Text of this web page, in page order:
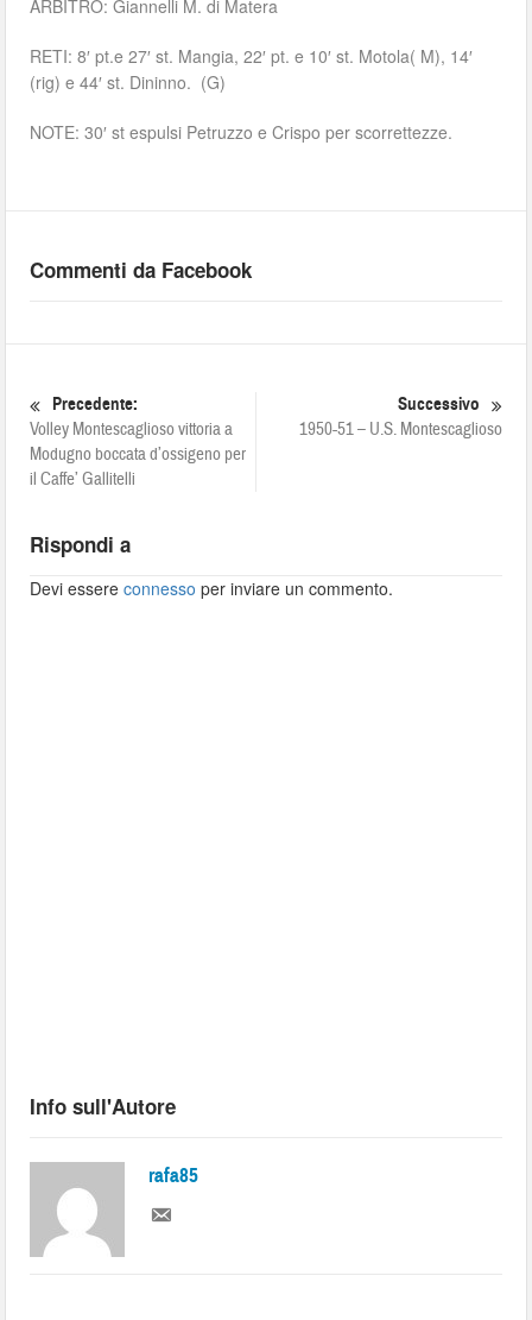
ARBITRO: Giannelli M. di Matera
RETI: 8′ pt.e 27′ st. Mangia, 22′ pt. e 10′ st. Motola( M), 14′
(rig) e 44′ st. Dininno. (G)
NOTE: 30′ st espulsi Petruzzo e Crispo per scorrettezze.
Commenti da Facebook
Precedente:
Volley Montescaglioso vittoria a
Modugno boccata d’ossigeno per
il Caffe’ Gallitelli
Successivo
1950-51 – U.S. Montescaglioso
Rispondi a
Devi essereconnesso per inviare un commento.
Info sull'Autore
rafa85